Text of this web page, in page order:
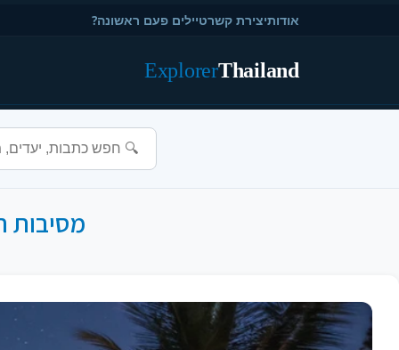
אודותיצירת קשרטיילים פעם ראשונה?
Thailand
Explorer
מסיבות